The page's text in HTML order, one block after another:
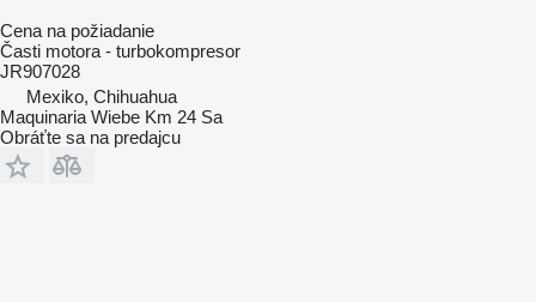
Cena na požiadanie
Časti motora - turbokompresor
JR907028
Mexiko, Chihuahua
Maquinaria Wiebe Km 24 Sa
Obráťte sa na predajcu